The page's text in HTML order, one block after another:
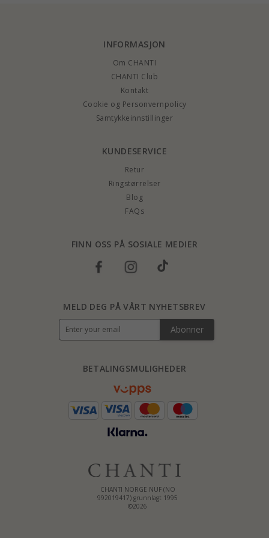
INFORMASJON
Om CHANTI
CHANTI Club
Kontakt
Cookie og Personvernpolicy
Samtykkeinnstillinger
KUNDESERVICE
Retur
Ringstørrelser
Blog
FAQs
FINN OSS PÅ SOSIALE MEDIER
CHANTI NORGE NUF (NO
992019417) grunnlagt 1995
©2026
BETALINGSMULIGHEDER
MELD DEG PÅ VÅRT NYHETSBREV
Abonner